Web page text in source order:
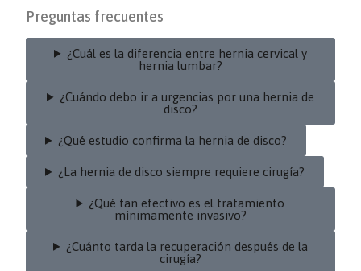
Preguntas frecuentes
¿Cuál es la diferencia entre hernia cervical y
hernia lumbar?
¿Cuándo debo ir a urgencias por una hernia de
disco?
¿Qué estudio confirma la hernia de disco?
¿La hernia de disco siempre requiere cirugía?
¿Qué tan efectivo es el tratamiento
mínimamente invasivo?
¿Cuánto tarda la recuperación después de la
cirugía?